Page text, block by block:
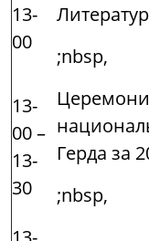
13-
00
;nbsp,
13-
00 –
13-
30
Герда за
;nbsp,